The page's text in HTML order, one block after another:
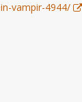
vampir-4944/